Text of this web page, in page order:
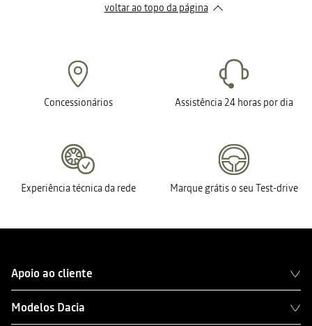
voltar ao topo da página
Concessionários Assistência 24 horas por dia
Experiência técnica da rede Marque grátis o seu Test-drive
Apoio ao cliente
Modelos Dacia